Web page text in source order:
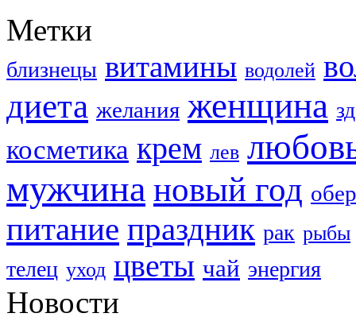
Метки
близнецы витамины водолей
диета желания женщина
косметика крем лев
мужчина новый год
питание праздник рак рыбы
телец уход цветы чай энергия
Новости